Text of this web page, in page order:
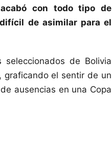
con todo tipo de
de asimilar para el
de Bolivia
graficando el sentir de un
ausencias en una Copa